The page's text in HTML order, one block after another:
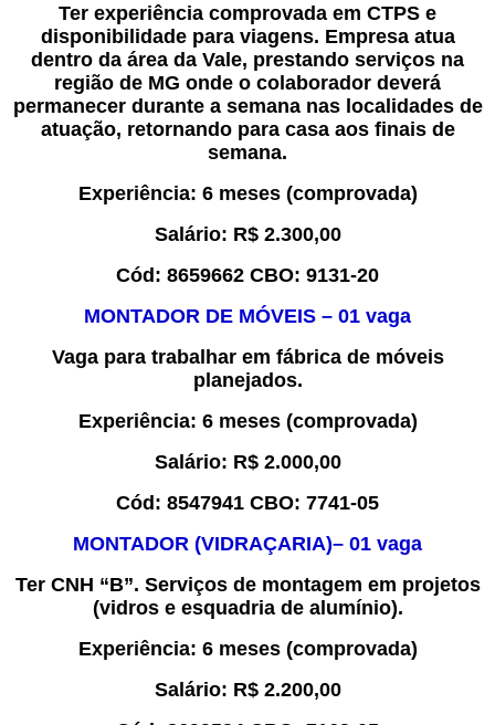
Ter experiência comprovada em CTPS e
disponibilidade para viagens. Empresa atua
dentro da área da Vale, prestando serviços na
região de MG onde o colaborador deverá
permanecer durante a semana nas localidades de
atuação, retornando para casa aos finais de
semana.
Experiência: 6 meses (comprovada)
Salário: R$ 2.300,00
Cód: 8659662 CBO: 9131-20
MONTADOR DE MÓVEIS – 01 vaga
Vaga para trabalhar em fábrica de móveis
planejados.
Experiência: 6 meses (comprovada)
Salário: R$ 2.000,00
Cód: 8547941 CBO: 7741-05
MONTADOR (VIDRAÇARIA)– 01 vaga
Ter CNH “B”. Serviços de montagem em projetos
(vidros e esquadria de alumínio).
Experiência: 6 meses (comprovada)
Salário: R$ 2.200,00